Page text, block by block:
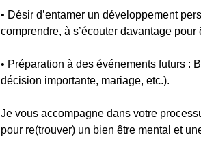
• Désir d’entamer un développement
comprendre, à s’écouter davantage
• Préparation à des événements futurs :
décision importante, mariage, etc.).
Je vous accompagne dans votre
pour re(trouver) un bien être mental et